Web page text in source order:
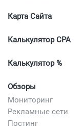
Карта Сайта
Калькулятор CPA
Калькулятор %
Обзоры
Мониторинг
Рекламные сети
Постинг